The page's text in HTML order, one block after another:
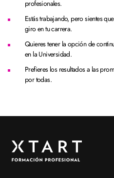
profesionales.
Estás trabajando, pero sientes
giro en tu carrera.
Quieres tener la opción de
en la Universidad.
Prefieres los resultados a las
por todas.